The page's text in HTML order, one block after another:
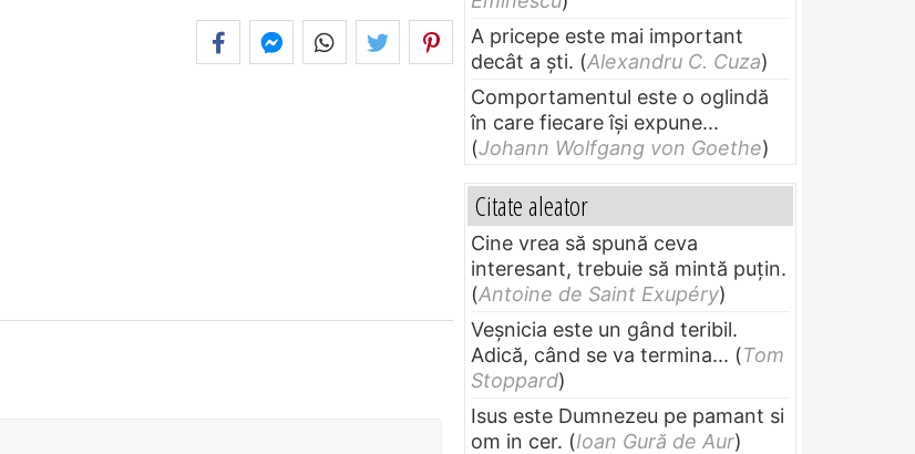
A pricepe este mai important
decât a ști. (Alexandru C. Cuza)
Comportamentul este o oglindă
în care fiecare își expune...
(Johann Wolfgang von Goethe)
Citate aleator
Cine vrea să spună ceva
interesant, trebuie să mintă puțin.
(Antoine de Saint Exupéry)
Veșnicia este un gând teribil.
Adică, când se va termina... (Tom
Stoppard)
Isus este Dumnezeu pe pamant si
om in cer. (Ioan Gură de Aur)